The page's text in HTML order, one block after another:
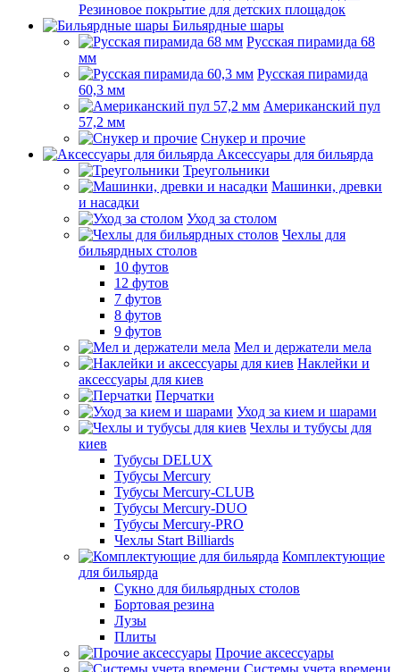
Резиновое покрытие для детских площадок
Бильярдные шары
Русская пирамида 68
мм
Русская пирамида
60,3 мм
Американский пул
57,2 мм
Снукер и прочие
Аксессуары для бильярда
Треугольники
Машинки, древки
и насадки
Уход за столом
Чехлы для
бильярдных столов
10 футов
12 футов
7 футов
8 футов
9 футов
Мел и держатели мела
Наклейки и
аксессуары для киев
Перчатки
Уход за кием и шарами
Чехлы и тубусы для
киев
Тубусы DELUX
Тубусы Mercury
Тубусы Mercury-CLUB
Тубусы Mercury-DUO
Тубусы Mercury-PRO
Чехлы Start Billiards
Комплектующие
для бильярда
Сукно для бильярдных столов
Бортовая резина
Лузы
Плиты
Прочие аксессуары
Системы учета времени